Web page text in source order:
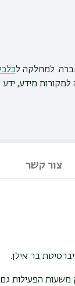
למחלקה ל
מידע, ידע
צור קשר
בר אילן.
הפעילות גם